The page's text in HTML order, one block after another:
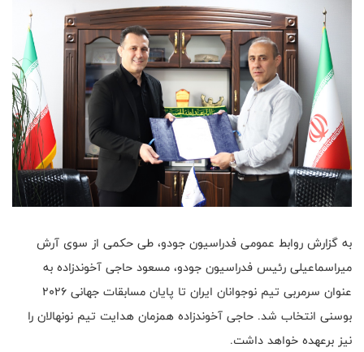
به گزارش روابط عمومی فدراسیون جودو، طی حکمی از سوی آرش
میراسماعیلی رئیس فدراسیون جودو، مسعود حاجی آخوندزاده به
عنوان سرمربی تیم نوجوانان ایران تا پایان مسابقات جهانی ۲۰۲۶
بوسنی انتخاب شد. حاجی آخوندزاده همزمان هدایت تیم نونهالان را
نیز برعهده خواهد داشت.